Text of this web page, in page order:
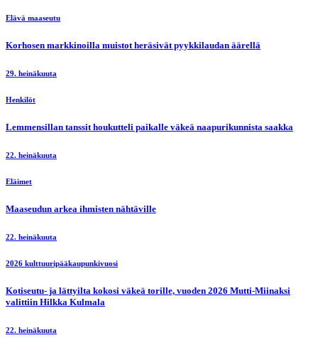
Elävä maaseutu
Korhosen markkinoilla muistot heräsivät pyykkilaudan äärellä
29. heinäkuuta
Henkilöt
Lemmensillan tanssit houkutteli paikalle väkeä naapurikunnista saakka
22. heinäkuuta
Eläimet
Maaseudun arkea ihmisten nähtäville
22. heinäkuuta
2026 kulttuuripääkaupunkivuosi
Kotiseutu- ja lättyilta kokosi väkeä torille, vuoden 2026 Mutti-Miinaksi
valittiin Hilkka Kulmala
22. heinäkuuta